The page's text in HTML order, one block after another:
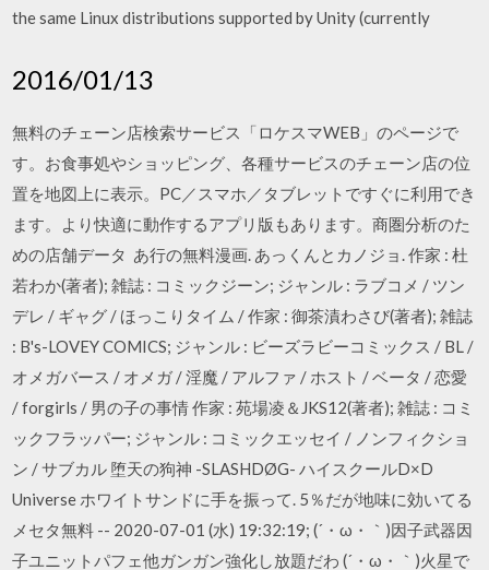
the same Linux distributions supported by Unity (currently
2016/01/13
無料のチェーン店検索サービス「ロケスマWEB」のページで
す。お食事処やショッピング、各種サービスのチェーン店の位
置を地図上に表示。PC／スマホ／タブレットですぐに利用でき
ます。より快適に動作するアプリ版もあります。商圏分析のた
めの店舗データ あ行の無料漫画. あっくんとカノジョ. 作家 : 杜
若わか(著者); 雑誌 : コミックジーン; ジャンル : ラブコメ / ツン
デレ / ギャグ / ほっこりタイム / 作家 : 御茶漬わさび(著者); 雑誌
: B's-LOVEY COMICS; ジャンル : ビーズラビーコミックス / BL /
オメガバース / オメガ / 淫魔 / アルファ / ホスト / ベータ / 恋愛
/ forgirls / 男の子の事情 作家 : 苑場凌＆JKS12(著者); 雑誌 : コミ
ックフラッパー; ジャンル : コミックエッセイ / ノンフィクショ
ン / サブカル 堕天の狗神 -SLASHDØG- ハイスクールD×D
Universe ホワイトサンドに手を振って. 5％だが地味に効いてる
メセタ無料 -- 2020-07-01 (水) 19:32:19; (´・ω・｀)因子武器因
子ユニットパフェ他ガンガン強化し放題だわ (´・ω・｀)火星で